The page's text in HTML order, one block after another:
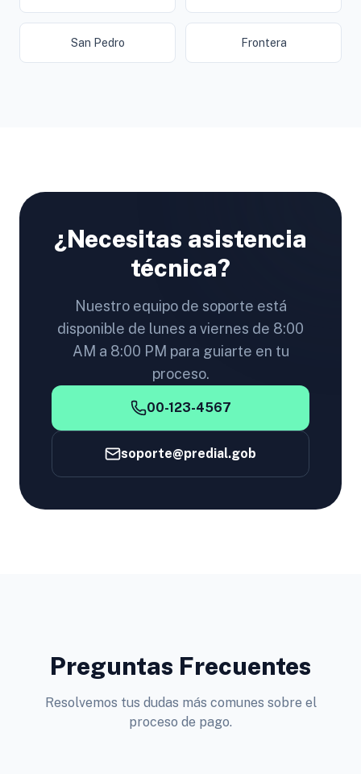
San Pedro Frontera
¿Necesitas asistencia
técnica?
Nuestro equipo de soporte está
disponible de lunes a viernes de 8:00
AM a 8:00 PM para guiarte en tu
proceso.
00-123-4567
soporte@predial.gob
Preguntas Frecuentes
Resolvemos tus dudas más comunes sobre el
proceso de pago.